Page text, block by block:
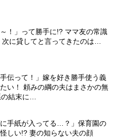
～！」って勝手に!? ママ友の常識
に貸してと言ってきたのは…
手伝って！」嫁を好き勝手使う義
い！ 頼みの綱の夫はまさかの無
結末に…
に手紙が入ってる…？」保育園の
しい!? 妻の知らない夫の顔